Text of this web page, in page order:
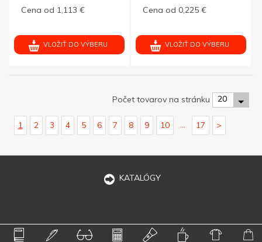
Cena od 1,113 €
VLOŽIŤ DO VÝBERU
Cena od 0,225 €
VLOŽIŤ DO VÝBERU
Počet tovarov na stránku 20
1 2 3 4 5 6 7 8 9 10 ... 17 >
KATALÓGY